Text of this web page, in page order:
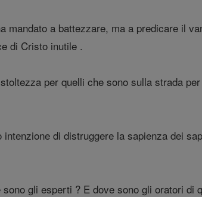
mandato a battezzare, ma a predicare il
di Cristo inutile .
per quelli che sono sulla strada
di distruggere la sapienza dei
gli esperti ? E dove sono gli oratori